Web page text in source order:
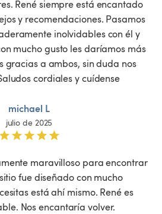
René siempre está encantado
y recomendaciones. Pasamos
inolvidables con él y
mucho gusto les daríamos más
gracias a ambos, sin duda nos
cordiales y cuídense
michael L
julio de 2025
maravilloso para encontrar
fue diseñado con mucho
está ahí mismo. René es
Nos encantaría volver.